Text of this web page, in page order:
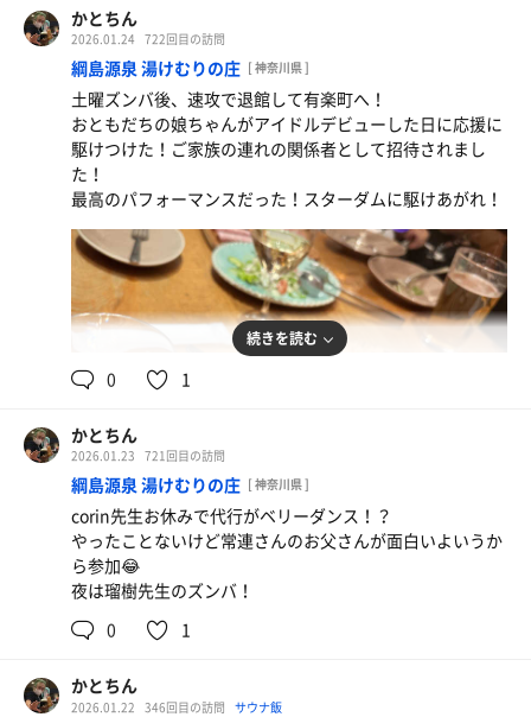
かとちん
2026.01.24 722回目の訪問
綱島源泉 湯けむりの庄 [ 神奈川県 ]
土曜ズンバ後、速攻で退館して有楽町へ！
おともだちの娘ちゃんがアイドルデビューした日に応援に
駆けつけた！ご家族の連れの関係者として招待されまし
た！
最高のパフォーマンスだった！スターダムに駆けあがれ！
続きを読む
0 1
かとちん
2026.01.23 721回目の訪問
綱島源泉 湯けむりの庄 [ 神奈川県 ]
corin先生お休みで代行がベリーダンス！？
やったことないけど常連さんのお父さんが面白いよいうか
ら参加😂
夜は瑠樹先生のズンバ！
0
1
かとちん
2026.01.22 346回目の訪問 サウナ飯